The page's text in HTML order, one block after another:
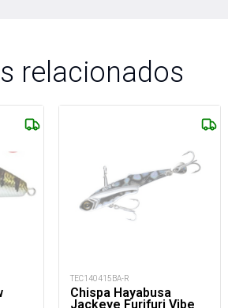
relacionados
TEC140415BA-R
Chispa Hayabusa
Jackeye Furifuri Vibe